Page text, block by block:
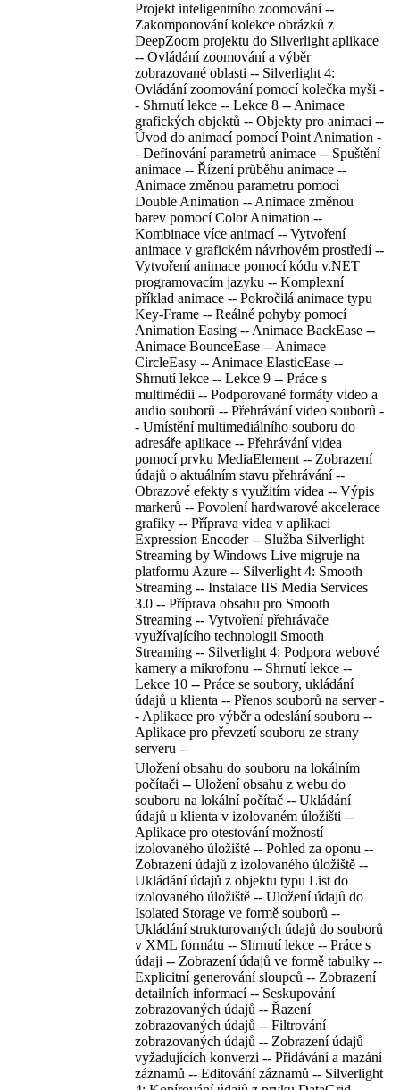
Projekt inteligentního zoomování --
Zakomponování kolekce obrázků z
DeepZoom projektu do Silverlight aplikace
-- Ovládání zoomování a výběr
zobrazované oblasti -- Silverlight 4:
Ovládání zoomování pomocí kolečka myši -
- Shrnutí lekce -- Lekce 8 -- Animace
grafických objektů -- Objekty pro animaci --
Úvod do animací pomocí Point Animation -
- Definování parametrů animace -- Spuštění
animace -- Řízení průběhu animace --
Animace změnou parametru pomocí
Double Animation -- Animace změnou
barev pomocí Color Animation --
Kombinace více animací -- Vytvoření
animace v grafickém návrhovém prostředí --
Vytvoření animace pomocí kódu v.NET
programovacím jazyku -- Komplexní
příklad animace -- Pokročilá animace typu
Key-Frame -- Reálné pohyby pomocí
Animation Easing -- Animace BackEase --
Animace BounceEase -- Animace
CircleEasy -- Animace ElasticEase --
Shrnutí lekce -- Lekce 9 -- Práce s
multimédii -- Podporované formáty video a
audio souborů -- Přehrávání video souborů -
- Umístění multimediálního souboru do
adresáře aplikace -- Přehrávání videa
pomocí prvku MediaElement -- Zobrazení
údajů o aktuálním stavu přehrávání --
Obrazové efekty s využitím videa -- Výpis
markerů -- Povolení hardwarové akcelerace
grafiky -- Příprava videa v aplikaci
Expression Encoder -- Služba Silverlight
Streaming by Windows Live migruje na
platformu Azure -- Silverlight 4: Smooth
Streaming -- Instalace IIS Media Services
3.0 -- Příprava obsahu pro Smooth
Streaming -- Vytvoření přehrávače
využívajícího technologii Smooth
Streaming -- Silverlight 4: Podpora webové
kamery a mikrofonu -- Shrnutí lekce --
Lekce 10 -- Práce se soubory, ukládání
údajů u klienta -- Přenos souborů na server -
- Aplikace pro výběr a odeslání souboru --
Aplikace pro převzetí souboru ze strany
serveru --
Uložení obsahu do souboru na lokálním
počítači -- Uložení obsahu z webu do
souboru na lokální počítač -- Ukládání
údajů u klienta v izolovaném úložišti --
Aplikace pro otestování možností
izolovaného úložiště -- Pohled za oponu --
Zobrazení údajů z izolovaného úložiště --
Ukládání údajů z objektu typu List do
izolovaného úložiště -- Uložení údajů do
Isolated Storage ve formě souborů --
Ukládání strukturovaných údajů do souborů
v XML formátu -- Shrnutí lekce -- Práce s
údaji -- Zobrazení údajů ve formě tabulky --
Explicitní generování sloupců -- Zobrazení
detailních informací -- Seskupování
zobrazovaných údajů -- Řazení
zobrazovaných údajů -- Filtrování
zobrazovaných údajů -- Zobrazení údajů
vyžadujících konverzi -- Přidávání a mazání
záznamů -- Editování záznamů -- Silverlight